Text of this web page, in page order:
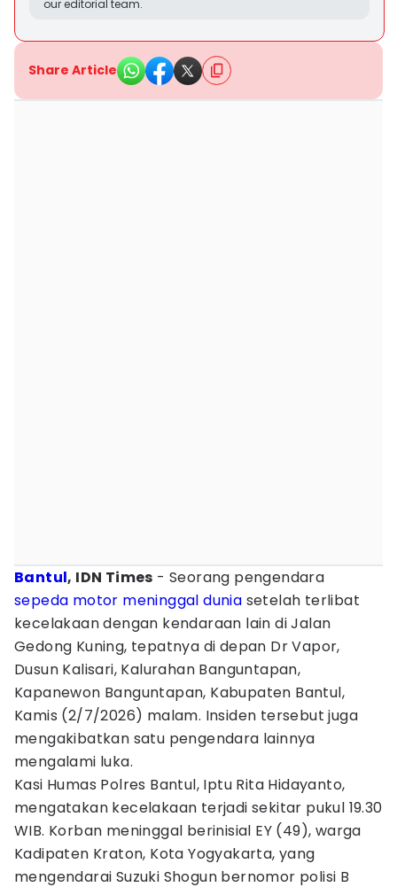
our editorial team.
Share Article
Bantul, IDN Times - Seorang pengendara
sepeda motor meninggal dunia setelah terlibat
kecelakaan dengan kendaraan lain di Jalan
Gedong Kuning, tepatnya di depan Dr Vapor,
Dusun Kalisari, Kalurahan Banguntapan,
Kapanewon Banguntapan, Kabupaten Bantul,
Kamis (2/7/2026) malam. Insiden tersebut juga
mengakibatkan satu pengendara lainnya
mengalami luka.
Kasi Humas Polres Bantul, Iptu Rita Hidayanto,
mengatakan kecelakaan terjadi sekitar pukul 19.30
WIB. Korban meninggal berinisial EY (49), warga
Kadipaten Kraton, Kota Yogyakarta, yang
mengendarai Suzuki Shogun bernomor polisi B